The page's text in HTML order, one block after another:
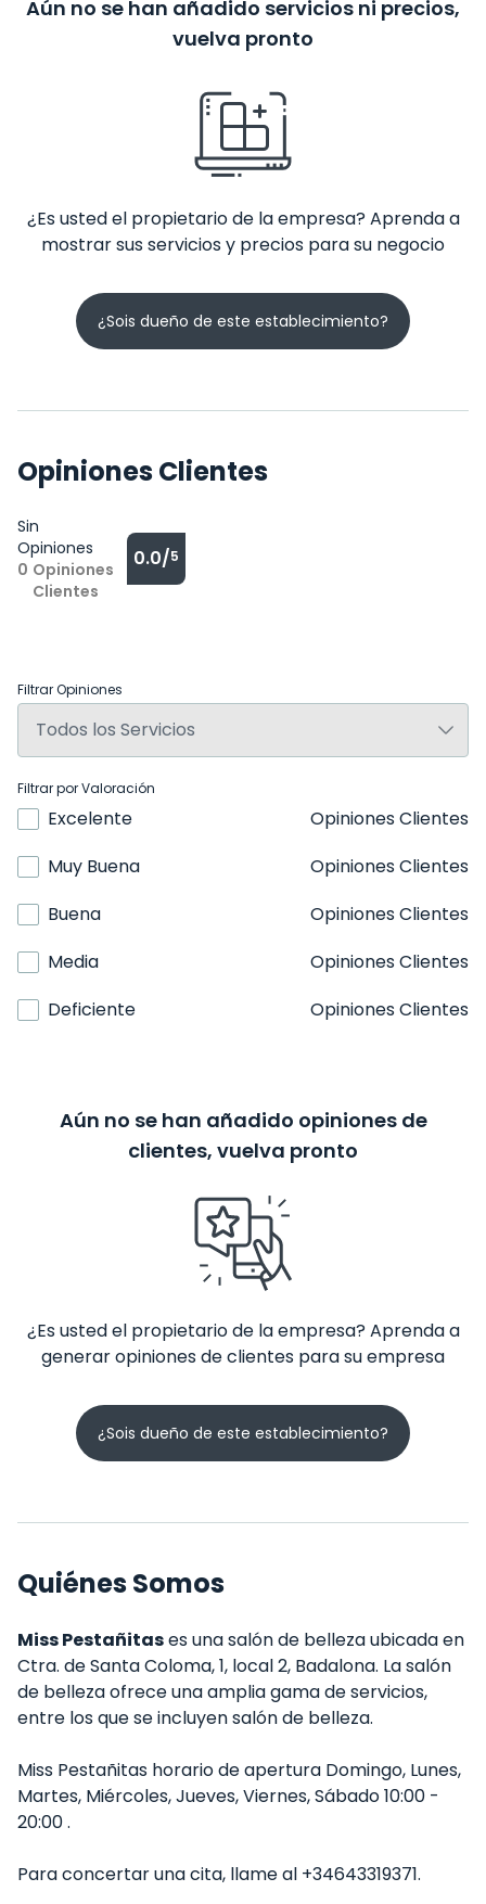
Aún no se han añadido servicios ni precios,
vuelva pronto
¿Es usted el propietario de la empresa? Aprenda a
mostrar sus servicios y precios para su negocio
¿Sois dueño de este establecimiento?
Opiniones Clientes
Sin
Opiniones
0 Opiniones
Clientes
0.0/5
Filtrar Opiniones
Filtrar por Valoración
Excelente
Opiniones Clientes
Muy Buena
Opiniones Clientes
Buena
Opiniones Clientes
Media
Opiniones Clientes
Deficiente
Opiniones Clientes
Aún no se han añadido opiniones de
clientes, vuelva pronto
¿Es usted el propietario de la empresa? Aprenda a
generar opiniones de clientes para su empresa
¿Sois dueño de este establecimiento?
Quiénes Somos
Miss Pestañitases una salón de belleza ubicada en
Ctra. de Santa Coloma, 1, local 2, Badalona. La salón
de belleza ofrece una amplia gama de servicios,
entre los que se incluyen salón de belleza.
Miss Pestañitas horario de apertura Domingo, Lunes,
Martes, Miércoles, Jueves, Viernes, Sábado 10:00 -
20:00 .
Para concertar una cita, llame al +34643319371.